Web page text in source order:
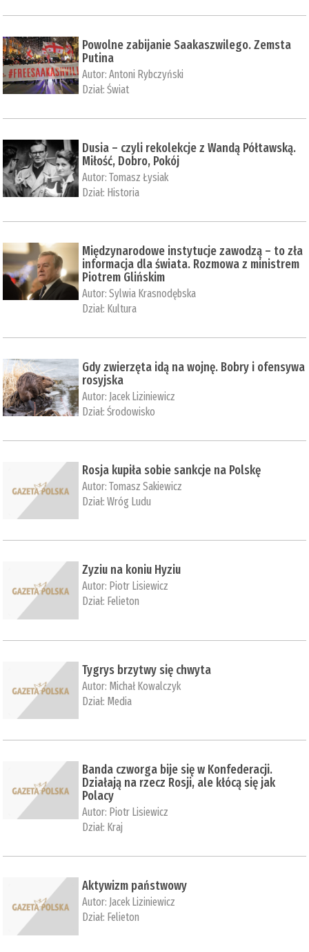
Powolne zabijanie Saakaszwilego. Zemsta
Putina
Autor:Antoni Rybczyński
Dział:Świat
Dusia – czyli rekolekcje z Wandą Półtawską.
Miłość, Dobro, Pokój
Autor:Tomasz Łysiak
Dział: Historia
Międzynarodowe instytucje zawodzą – to zła
informacja dla świata. Rozmowa z ministrem
Piotrem Glińskim
Autor:Sylwia Krasnodębska
Dział: Kultura
Gdy zwierzęta idą na wojnę. Bobry i ofensywa
rosyjska
Autor: Jacek Liziniewicz
Dział:Środowisko
Rosja kupiła sobie sankcje na Polskę
Autor:Tomasz Sakiewicz
Dział:Wróg Ludu
Zyziu na koniu Hyziu
Autor: Piotr Lisiewicz
Dział: Felieton
Tygrys brzytwy się chwyta
Autor: Michał Kowalczyk
Dział: Media
Banda czworga bije się w Konfederacji.
Działają na rzecz Rosji, ale kłócą się jak
Polacy
Autor: Piotr Lisiewicz
Dział: Kraj
Aktywizm państwowy
Autor: Jacek Liziniewicz
Dział: Felieton